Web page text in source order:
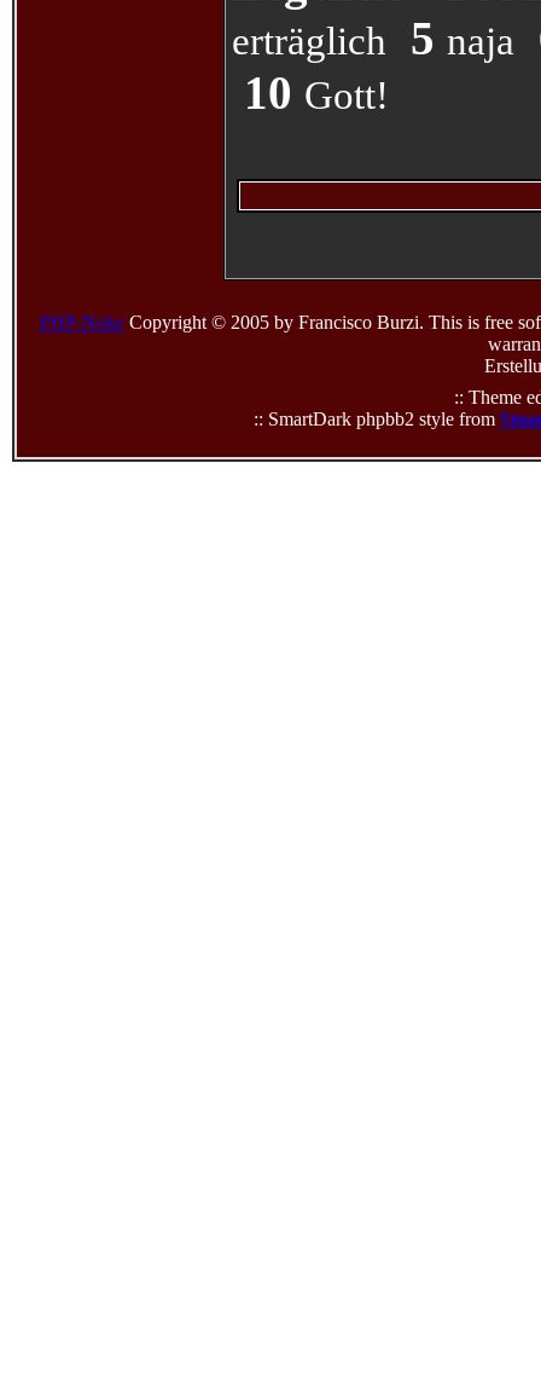
erträglich
5 naja
10 Gott!
PHP-NukeCopyright © 2005 by Francisco Burzi. This is free
:: Theme
:: SmartDark phpbb2 style from